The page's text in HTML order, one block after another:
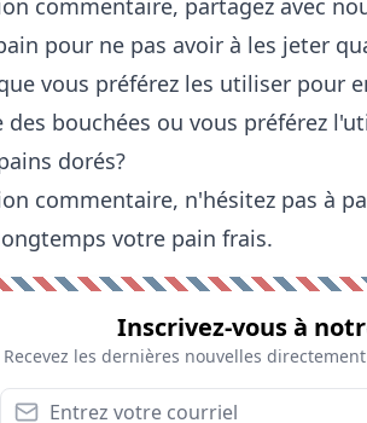
commentaire, partagez avec
pour ne pas avoir à les jeter
vous préférez les utiliser pour
des bouchées ou vous préférez
dorés?
commentaire, n'hésitez pas à
votre pain frais.
Inscrivez-vous à
Recevez les dernières nouvelles